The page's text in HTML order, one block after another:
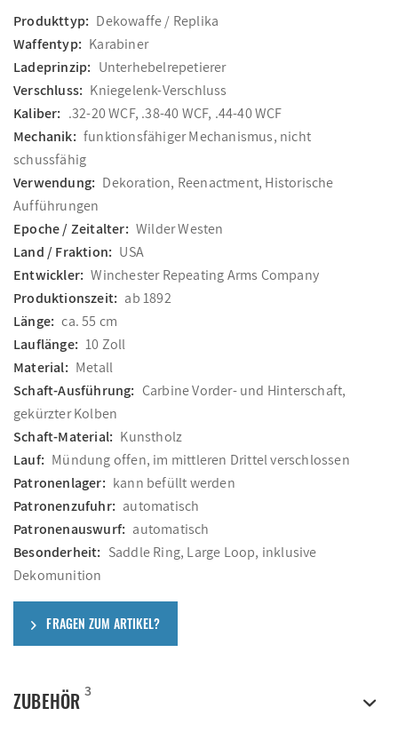
Produkttyp: Dekowaffe / Replika
Waffentyp: Karabiner
Ladeprinzip: Unterhebelrepetierer
Verschluss: Kniegelenk-Verschluss
Kaliber: .32-20 WCF, .38-40 WCF, .44-40 WCF
Mechanik: funktionsfähiger Mechanismus, nicht
schussfähig
Verwendung: Dekoration, Reenactment, Historische
Aufführungen
Epoche / Zeitalter: Wilder Westen
Land / Fraktion: USA
Entwickler: Winchester Repeating Arms Company
Produktionszeit: ab 1892
Länge: ca. 55 cm
Lauflänge: 10 Zoll
Material: Metall
Schaft-Ausführung: Carbine Vorder- und Hinterschaft,
gekürzter Kolben
Schaft-Material: Kunstholz
Lauf: Mündung offen, im mittleren Drittel verschlossen
Patronenlager: kann befüllt werden
Patronenzufuhr: automatisch
Patronenauswurf: automatisch
Besonderheit: Saddle Ring, Large Loop, inklusive
Dekomunition
FRAGEN ZUM ARTIKEL?
ZUBEHÖR 3